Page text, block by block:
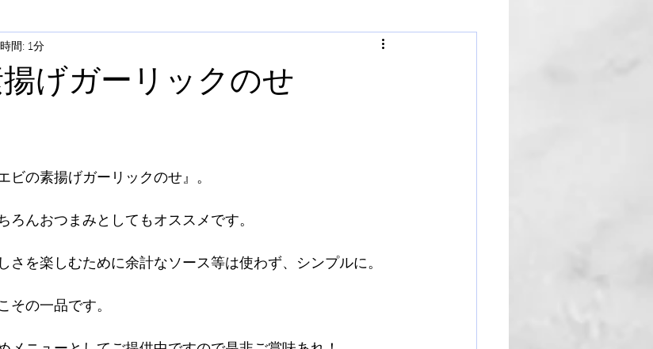
げガーリックのせ
間: 1分
の素揚げガーリックのせ』。
ろんおつまみとしてもオススメです。
さを楽しむために余計なソース等は使わず、シンプルに。
その一品です。